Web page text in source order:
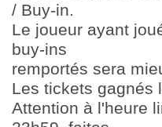
/ Buy-in.
Le joueur ayant
buy-ins
remportés sera
Les tickets gagnés
Attention à l'heure